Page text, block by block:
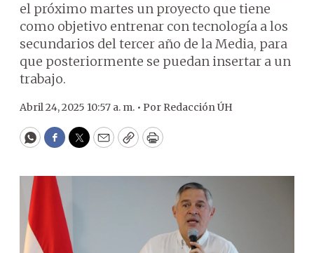
el próximo martes un proyecto que tiene
como objetivo entrenar con tecnología a los
secundarios del tercer año de la Media, para
que posteriormente se puedan insertar a un
trabajo.
Abril 24, 2025 10:57 a. m. • Por Redacción ÚH
WhatsApp
Facebook
Twitter
EmailCopyPrint